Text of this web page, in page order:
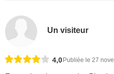
Un visiteur
4,0 Publiée le 27